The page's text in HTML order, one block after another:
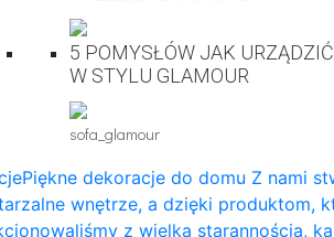
5 POMYSŁÓW JAK
W STYLU GLAMOUR
sofa_glamour
Piękne dekoracje do domu Z nami
wnętrze, a dzięki produktom,
z wielką starannością,